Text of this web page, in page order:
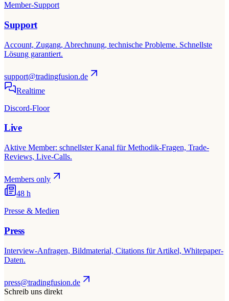
Member-Support
Support
Account, Zugang, Abrechnung, technische Probleme. Schnellste
Lösung garantiert.
support@tradingfusion.de
Realtime
Discord-Floor
Live
Aktive Member: schnellster Kanal für Methodik-Fragen, Trade-
Reviews, Live-Calls.
Members only
48 h
Presse & Medien
Press
Interview-Anfragen, Bildmaterial, Citations für Artikel, Whitepaper-
Daten.
press@tradingfusion.de
Schreib uns direkt